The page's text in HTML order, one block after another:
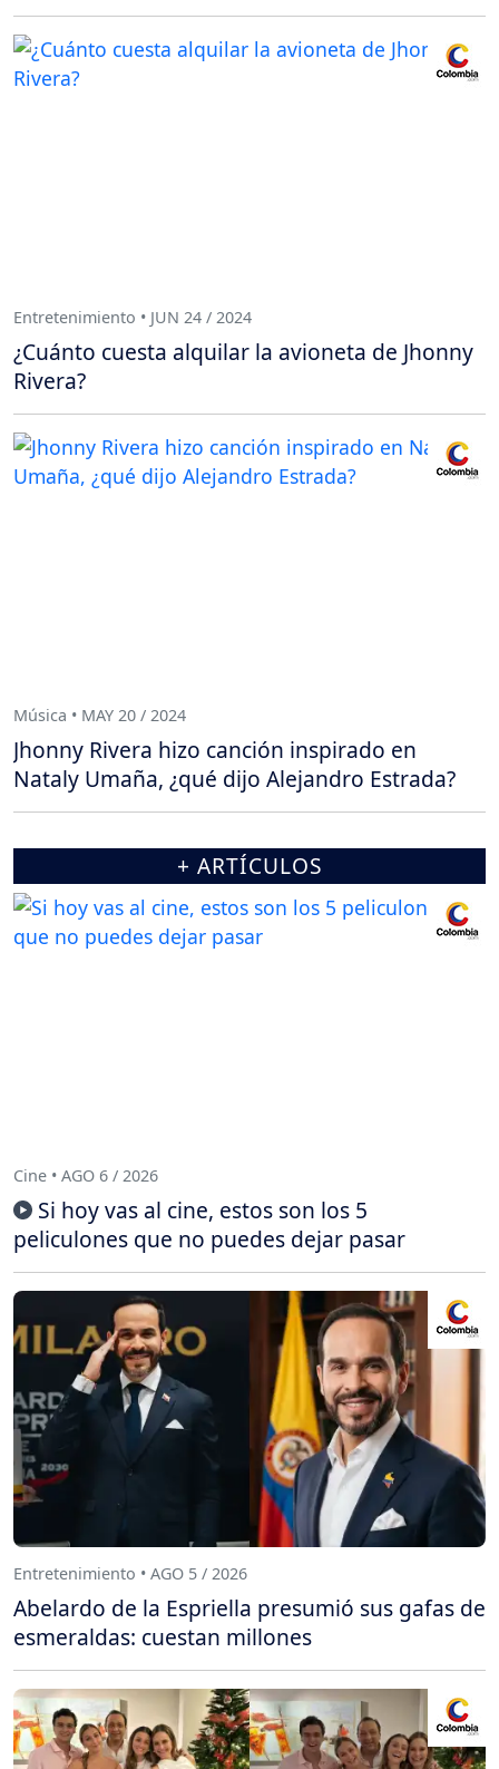
Entretenimiento • JUN 24 / 2024
¿Cuánto cuesta alquilar la avioneta de Jhonny
Rivera?
Música • MAY 20 / 2024
Jhonny Rivera hizo canción inspirado en
Nataly Umaña, ¿qué dijo Alejandro Estrada?
+ ARTÍCULOS
Cine • AGO 6 / 2026
Si hoy vas al cine, estos son los 5
peliculones que no puedes dejar pasar
Entretenimiento • AGO 5 / 2026
Abelardo de la Espriella presumió sus gafas de
esmeraldas: cuestan millones